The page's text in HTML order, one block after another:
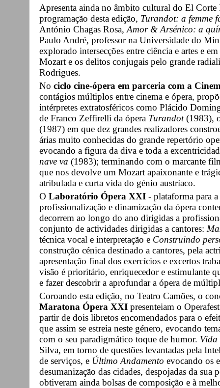
Apresenta ainda no âmbito cultural do El Corte
programação desta edição, Turandot: a femme
António Chagas Rosa, Amor & Arsénico: a
Paulo André, professor na Universidade do
explorado intersecções entre ciência e artes e
Mozart e os delitos conjugais pelo grande
Rodrigues.
No ciclo cine-ópera em parceria com a
contágios múltiplos entre cinema e ópera,
intérpretes extratosféricos como Plácido
de Franco Zeffirelli da ópera Turandot(1983),
(1987) em que dez grandes realizadores
árias muito conhecidas do grande repertório
evocando a figura da diva e toda a
nave va (1983); terminando com o marcante
que nos devolve um Mozart apaixonante e
atribulada e curta vida do génio austríaco.
O Laboratório Ópera XXI - plataforma para
profissionalização e dinamização da ópera
decorrem ao longo do ano dirigidas a
conjunto de actividades dirigidas a cantores:
técnica vocal e interpretação e Construindo
construção cénica destinado a cantores, pela
apresentação final dos exercícios e excertos
visão é prioritário, enriquecedor e estimulante
e fazer descobrir a aprofundar a ópera de
Coroando esta edição, no Teatro Camões, o
Maratona Ópera XXI presenteiam o
partir de dois libretos encomendados para o
que assim se estreia neste género, evocando
com o seu paradigmático toque de humor. Vida
Silva, em torno de questões levantadas pela
de serviços, e Último Andamento evocando os
desumanização das cidades, despojadas da
obtiveram ainda bolsas de composição e à